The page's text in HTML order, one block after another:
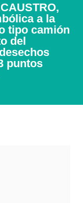
a la
tipo camión
del
puntos